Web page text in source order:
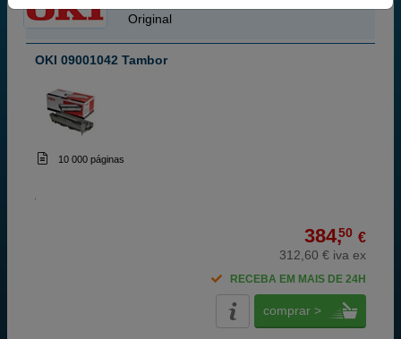
Original
OKI 09001042 Tambor
10 000 páginas
384,50 €
312,60 € iva ex
RECEBA EM MAIS DE 24H
comprar >